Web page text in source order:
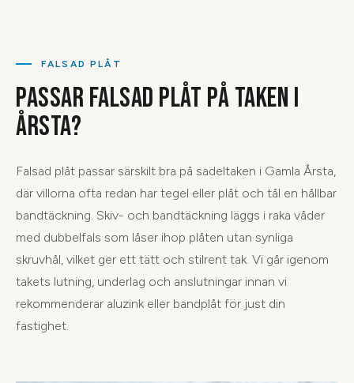
FALSAD PLÅT
PASSAR FALSAD PLÅT PÅ TAKEN I
ÅRSTA?
Falsad plåt passar särskilt bra på sadeltaken i Gamla Årsta,
där villorna ofta redan har tegel eller plåt och tål en hållbar
bandtäckning. Skiv- och bandtäckning läggs i raka våder
med dubbelfals som låser ihop plåten utan synliga
skruvhål, vilket ger ett tätt och stilrent tak. Vi går igenom
takets lutning, underlag och anslutningar innan vi
rekommenderar aluzink eller bandplåt för just din
fastighet.